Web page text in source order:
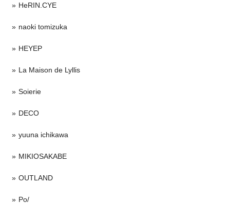
HeRIN.CYE
naoki tomizuka
HEYEP
La Maison de Lyllis
Soierie
DECO
yuuna ichikawa
MIKIOSAKABE
OUTLAND
Po/